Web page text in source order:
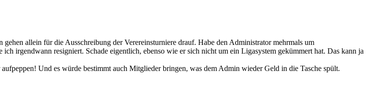
gehen allein für die Ausschreibung der Verereinsturniere drauf. Habe den Administrator mehrmals um
ich irgendwann resigniert. Schade eigentlich, ebenso wie er sich nicht um ein Ligasystem gekümmert hat. Das kann ja
Und es würde bestimmt auch Mitglieder bringen, was dem Admin wieder Geld in die Tasche spült.